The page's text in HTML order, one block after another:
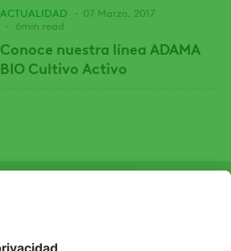
ACTUALIDAD
07 Marzo, 2017
6min read
Conoce nuestra línea ADAMA
BIO Cultivo Activo
LinkedIn